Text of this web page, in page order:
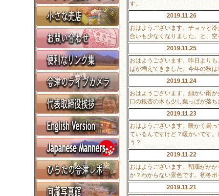
す。
2019.11.26
おはようございます。チョッと
合いも少なくなりました。と、
2019.11.25
おはようございます。昨日より
ぱが増えてきました。今年の秋
2019.11.24
おはようございます。細かい雨
口の銀杏の木も少し葉っぱが落
2019.11.23
おはようございます。暖かく曇
ているんですけど？暖かいです
う？
2019.11.22
おはようございます。朝靄がか
か？わからない景色です。初冬
2019.11.21